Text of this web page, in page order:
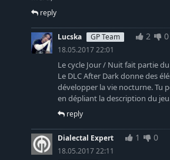
reply
Lucska GP Team 2 0
18.05.2017 22:01
Le cycle Jour / Nuit fait partie
Le DLC After Dark donne des
développer la vie nocturne. Tu
en dépliant la description du
reply
Dialectal Expert 1 0
18.05.2017 22:11